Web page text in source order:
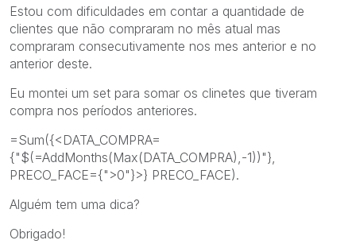
Estou com dificuldades em contar a quantidade de
clientes que não compraram no mês atual mas
compraram consecutivamente nos mes anterior e no
anterior deste.
Eu montei um set para somar os clinetes que tiveram
compra nos períodos anteriores.
=Sum({<DATA_COMPRA=
{"$(=AddMonths(Max(DATA_COMPRA),-1))"},
PRECO_FACE={">0"}>} PRECO_FACE).
Alguém tem uma dica?
Obrigado!